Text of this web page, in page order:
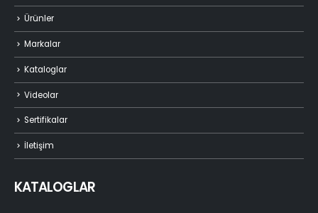
Ürünler
Markalar
Kataloglar
Videolar
Sertifikalar
İletişim
KATALOGLAR